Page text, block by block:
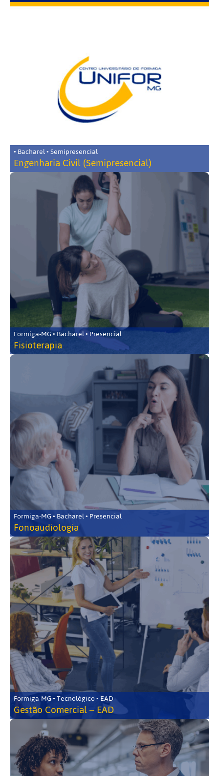
• Bacharel • Semipresencial
Engenharia Civil (Semipresencial)
Formiga-MG • Bacharel • Presencial
Fisioterapia
Formiga-MG • Bacharel • Presencial
Fonoaudiologia
Formiga-MG • Tecnológico • EAD
Gestão Comercial – EAD